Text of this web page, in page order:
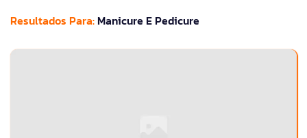
Resultados Para: Manicure E Pedicure